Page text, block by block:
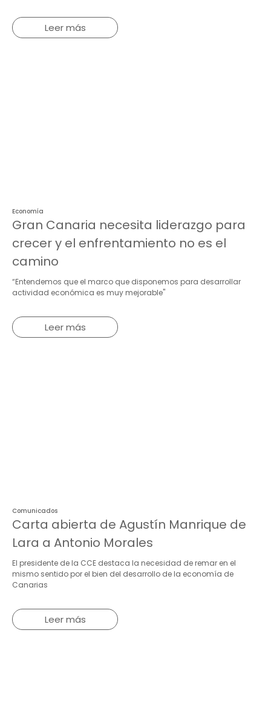
Leer más
Economía
Gran Canaria necesita liderazgo para
crecer y el enfrentamiento no es el
camino
“Entendemos que el marco que disponemos para desarrollar
actividad económica es muy mejorable"
Leer más
Comunicados
Carta abierta de Agustín Manrique de
Lara a Antonio Morales
El presidente de la CCE destaca la necesidad de remar en el
mismo sentido por el bien del desarrollo de la economía de
Canarias
Leer más